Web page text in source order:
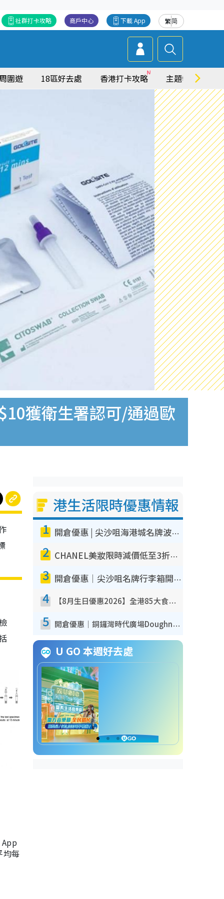
繁简
下載 App
商戶中心
社群打卡攻略
圍遊 18區好去處 香港打卡攻略 主題特集
獲衛生署認可/通過歐
均每
港生活限時優惠情報
1 開倉優惠 | 尖沙咀海港城名牌波鞋開倉低至1折！On鞋$899起／Joy&Peace鞋履$98起
2 CHANEL美妝限時減價低至3折！人氣粉底/唇膏/精華液低至$275！COCO香水都有平
3 開倉優惠｜尖沙咀名牌行李箱開倉低至4折！一連5日 American Tourister/ace./Hallmark $200起！
4 【8月生日優惠2026】全港85大食買玩著數攻略 自助餐/火鍋放題同行免費＋誠品/DONKI送現金券
5 開倉優惠｜銅鑼灣時代廣場Doughnut/Campo Marzio開倉低至1折！背囊、書包、手袋劈價$200起
U GO 本週好去處